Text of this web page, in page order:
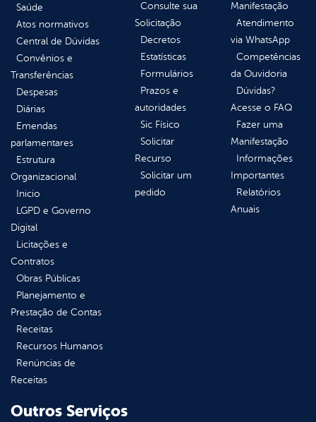
Saúde
Atos normativos
Central de Dúvidas
Convênios e
Transferências
Despesas
Diárias
Emendas
parlamentares
Estrutura
Organizacional
Inicio
LGPD e Governo
Digital
Licitações e
Contratos
Obras Públicas
Planejamento e
Prestação de Contas
Receitas
Recursos Humanos
Renúncias de
Receitas
Consulte sua
Solicitação
Decretos
Estatísticas
Formulários
Prazos e
autoridades
Sic Físico
Solicitar
Recurso
Solicitar um
pedido
Manifestação
Atendimento
via WhatsApp
Competências
da Ouvidoria
Dúvidas?
Acesse o FAQ
Fazer uma
Manifestação
Informações
Importantes
Relatórios
Anuais
Outros Serviços